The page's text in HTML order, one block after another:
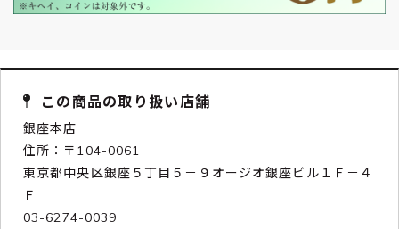
この商品の取り扱い店舗
銀座本店
住所：〒104-0061
東京都中央区銀座５丁目５－９オージオ銀座ビル１Ｆ－４
Ｆ
03-6274-0039